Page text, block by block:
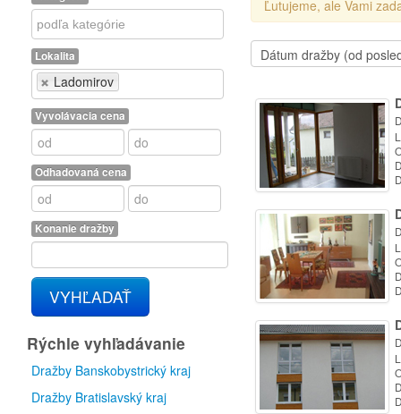
Kategória
Lokalita
Ladomirov
Lokalita
Vyvolávacia cena
Odhadovaná cena
Konanie dražby
VYHĽADAŤ
Rýchle vyhľadávanie
Dražby Banskobystrický kraj
Dražby Bratislavský kraj
Ľutujeme, ale Vami